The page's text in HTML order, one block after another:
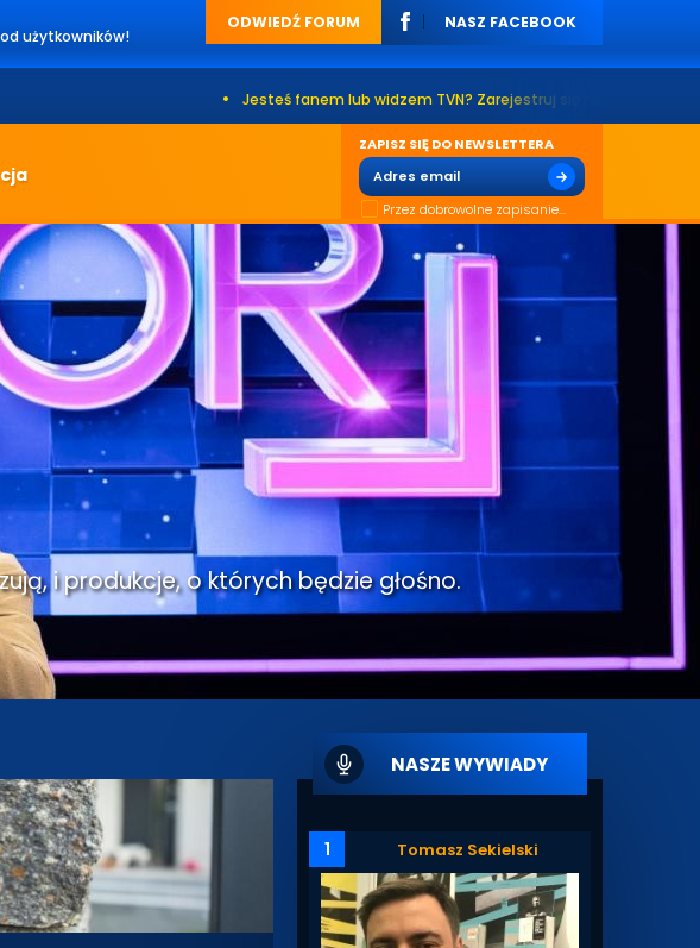
użytkowników!
ODWIEDŹ FORUM NASZ FACEBOOK
Jesteś fanem lub widzem TVN? Zarejestruj się na naszym forum. Już
ZAPISZ SIĘ DO NEWSLETTERA
Przez dobrowolne zapisanie...
i produkcje, o których będzie głośno.
NASZE WYWIADY
1 Tomasz Sekielski